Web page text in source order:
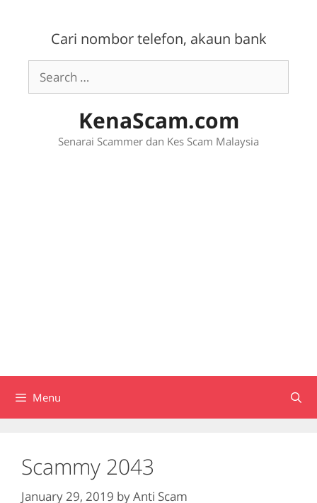
Cari nombor telefon, akaun bank
Search
for:
KenaScam.com
Senarai Scammer dan Kes Scam Malaysia
Menu
Scammy 2043
January 29, 2019 byAnti Scam